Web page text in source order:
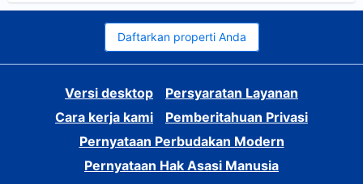
Daftarkan properti Anda
Versi desktop
Persyaratan Layanan
Cara kerja kami
Pemberitahuan Privasi
Pernyataan Perbudakan Modern
Pernyataan Hak Asasi Manusia